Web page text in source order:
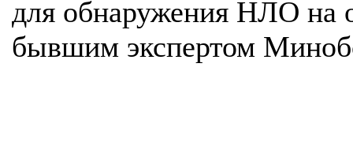
для обнаружения НЛО на
бывшим экспертом